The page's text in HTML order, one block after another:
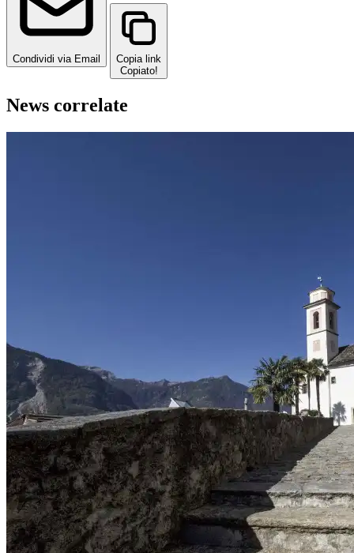
Condividi via Email
Copia link
Copiato!
News correlate